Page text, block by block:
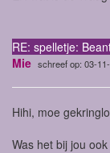
RE: spelletje:
Mie schreef op: 03-
Hihi, moe
Was het bij jou